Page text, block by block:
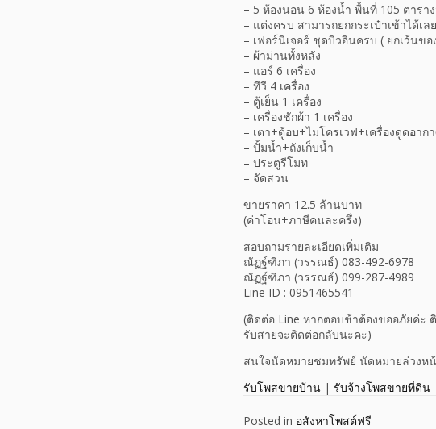
– 5 ห้องนอน 6 ห้องน้ำ พื้นที่ 105 ตารา
– แต่งครบ สามารถยกกระเป๋าเข้าได้เลย
– เฟอร์นิเจอร์ ชุดบิวอินครบ ( ยกเว้นขอ
– ผ้าม่านทั้งหลัง
– แอร์ 6 เครื่อง
– ทีวี 4 เครื่อง
– ตู้เย็น 1 เครื่อง
– เครื่องชักผ้า 1 เครื่อง
– เตา+ตู้อบ+ไมโครเวฟ+เครื่องดูดอาก
– ปั้มน้ำ+ถังเก็บน้ำ
– ประตูรีโมท
– จัดสวน
ขายราคา 12.5 ล้านบาท
(ค่าโอน+ภาษีคนละครึ่ง)
สอบถามรายละเอียดเพิ่มเติม
ณัฏฐ์ฑิภา (วรรณธ์) 083-492-6978
ณัฏฐ์ฑิภา (วรรณธ์) 099-287-4989
Line ID : 0951465541
(ติดต่อ Line หากตอบช้าต้องขออภัยค่ะ
รับสายจะติดต่อกลับนะคะ)
สนใจนัดหมายชมทรัพย์ นัดหมายล่วงห
รับโพสขายบ้าน | รับจ้างโพสขายที่ดิน
Posted in อสังหาโพสต์ฟรี